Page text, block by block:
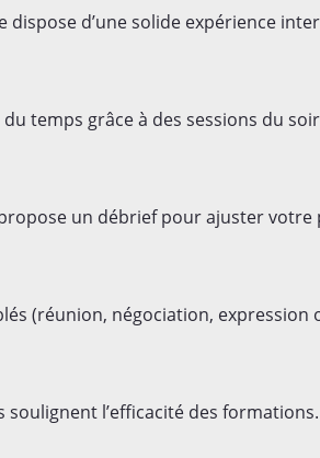
dispose d’une solide expérience
temps grâce à des sessions du
un débrief pour ajuster votre
(réunion, négociation, expression
soulignent l’efficacité des formations.